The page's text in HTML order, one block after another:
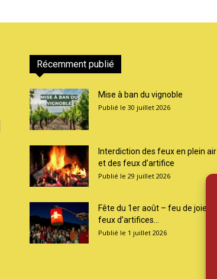
Récemment publié
Mise à ban du vignoble
30 juillet 2026
Interdiction des feux en plein air
et des feux d’artifice
29 juillet 2026
Fête du 1er août – feu de joie et
feux d’artifices...
1 juillet 2026